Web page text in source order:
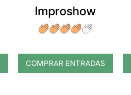
Improshow
COMPRAR ENTRADAS